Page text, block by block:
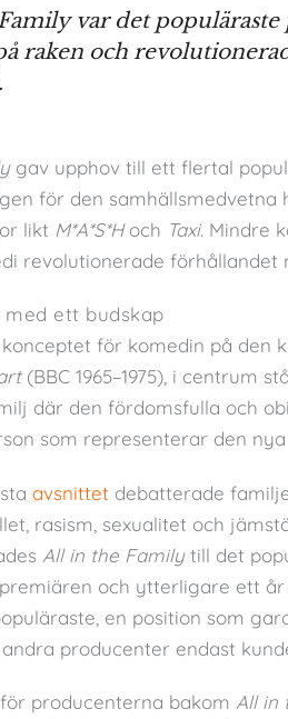
var det
raken och
gav upphov till ett flertal
för den samhällsmedvetna
likt M*A*S*Hoch Taxi. Mindre
revolutionerade
ett budskap
för komedin på den
(BBC 1965–1975), i centrum
där den fördomsfulla och
som representerar den
avsnittet debatterade
rasism, sexualitet och
All in the Familytill det
och ytterligare ett
en position som
producenter endast
producenterna bakom All in